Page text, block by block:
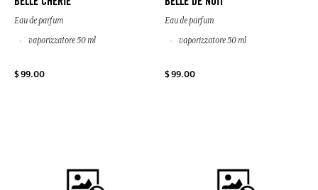
BELLE CHÉRIE
Eau de parfum
vaporizzatore 50 ml
$ 99.00
BELLE DE NUIT
Eau de parfum
vaporizzatore 50 ml
$ 99.00